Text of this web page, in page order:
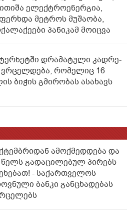
ელექტროენერგია,
მეტროს მუშაობა,
პანიკამ მოიცვა
დრა­მა­ტუ­ლი კად­რე­
ვრცელდება, რომელიც 16
ბიჭის გმირობას ასახავს
ამოქმედდება და
წელს გადაცილებულ პირებს
- საქართველოს
ბანკი განცხადებას